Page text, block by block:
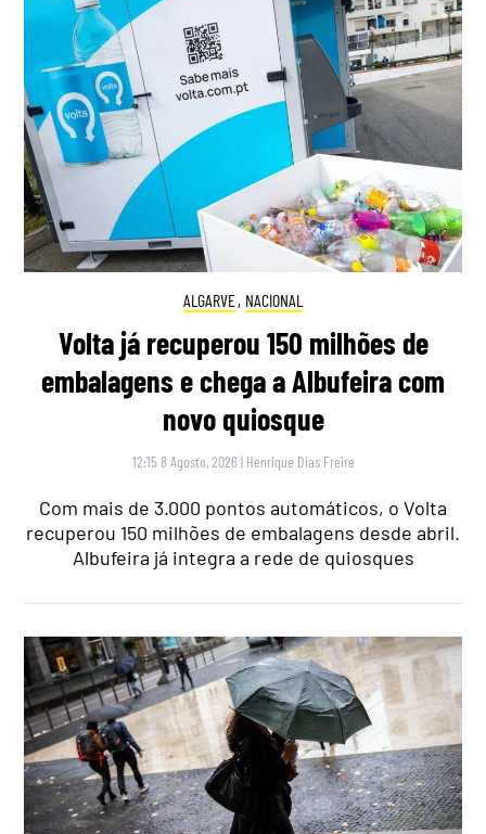
ALGARVE, NACIONAL
Volta já recuperou 150 milhões de
embalagens e chega a Albufeira com
novo quiosque
12:15 8 Agosto, 2026 | Henrique Dias Freire
Com mais de 3.000 pontos automáticos, o Volta
recuperou 150 milhões de embalagens desde abril.
Albufeira já integra a rede de quiosques